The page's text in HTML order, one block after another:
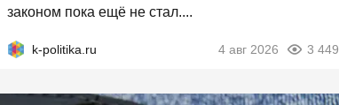
законом пока ещё не стал....
k-politika.ru 4 авг 2026 3 449